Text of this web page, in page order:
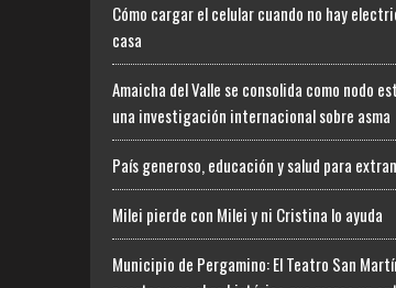
Cómo cargar el celular cuando no hay
casa
Amaicha del Valle se consolida como nodo
una investigación internacional sobre asma
País generoso, educación y salud para
Milei pierde con Milei y ni Cristina lo ayuda
Municipio de Pergamino: El Teatro San